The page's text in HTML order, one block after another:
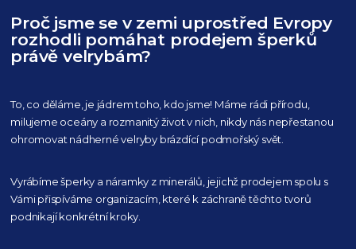
Proč jsme se v zemi uprostřed Evropy
rozhodli pomáhat prodejem šperků
právě velrybám?
To, co děláme, je jádrem toho, kdo jsme! Máme rádi přírodu,
milujeme oceány a rozmanitý život v nich, nikdy nás nepřestanou
ohromovat nádherné velryby brázdící podmořský svět.
Vyrábíme šperky a náramky z minerálů, jejichž prodejem spolu s
Vámi přispíváme organizacím, které k záchraně těchto tvorů
podnikají konkrétní kroky.